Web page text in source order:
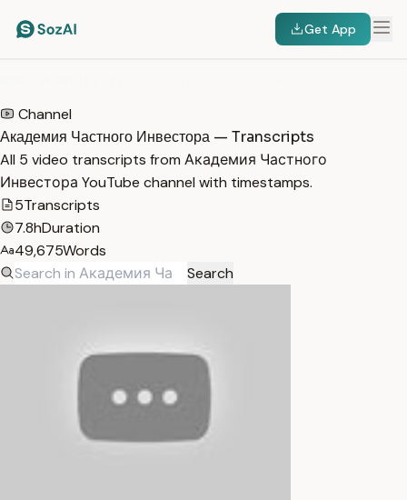
Get App
Channel
Академия Частного Инвестора — Transcripts
All 5 video transcripts from Академия Частного
Инвестора YouTube channel with timestamps.
5Transcripts
7.8hDuration
49,675Words
Search